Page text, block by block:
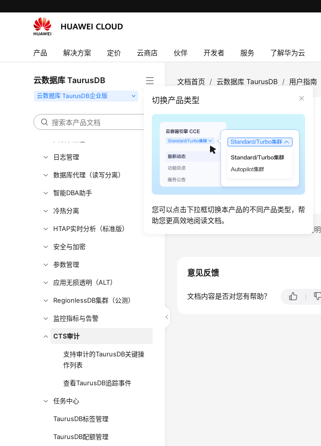
产品 解决方案 定价 云商店 伙伴 开发者 服务 了解华为云
云数据库 TaurusDB
切换产品类型
您可以点击下拉框切换本产品的不同产品类型，帮
助您更高效地阅读文档。
使用数据库
数据迁移
实例管理
数据备份
数据恢复
Serverless实例
日志管理
数据库代理（读写分离）
智能DBA助手
冷热分离
HTAP实时分析（标准版）
安全与加密
参数管理
应用无损透明（ALT）
RegionlessDB集群（公测）
监控指标与告警
CTS审计
支持审计的TaurusDB关键操
作列表
查看TaurusDB追踪事件
任务中心
TaurusDB标签管理
TaurusDB配额管理
文档首页 / 云数据库 TaurusDB / 用户指南
CTS审计
更新时间： 2025-04-28 GMT+08:00
支持审计的TaurusDB关键操作列表
查看TaurusDB追踪事件
上一篇：TaurusDB事件监控支持的事件说明
意见反馈
文档内容是否对您有帮助？